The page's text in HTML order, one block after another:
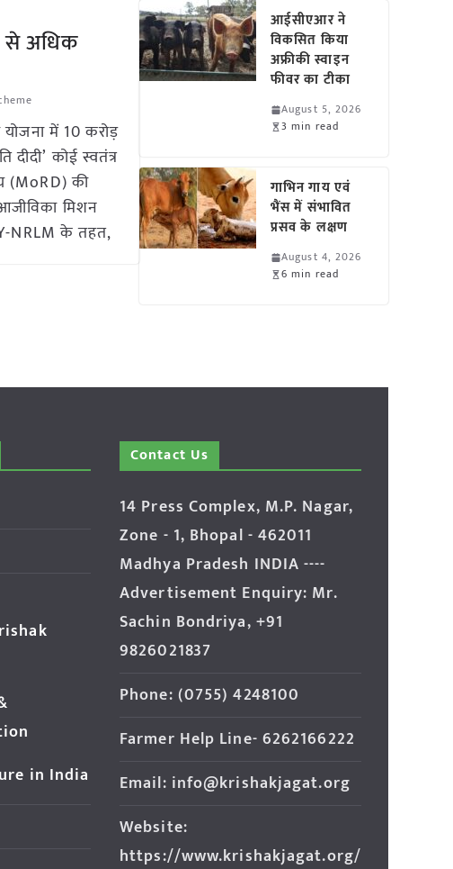
से अधिक
में 10 करोड़
कोई स्वतंत्र
(MoRD) की
आजीविका मिशन
NRLM के तहत,
आईसीएआर ने
विकसित किया
अफ्रीकी स्वाइन
फीवर का टीका
August 5, 2026
3 min read
गाभिन गाय एवं
भैंस में संभावित
प्रसव के लक्षण
August 4, 2026
6 min read
in India
Contact Us
14 Press Complex, M.P. Nagar,
Zone - 1, Bhopal - 462011
Madhya Pradesh INDIA ----
Advertisement Enquiry: Mr.
Sachin Bondriya, +91
9826021837
Phone: (0755) 4248100
Farmer Help Line- 6262166222
Email: info@krishakjagat.org
Website:
https://www.krishakjagat.org/